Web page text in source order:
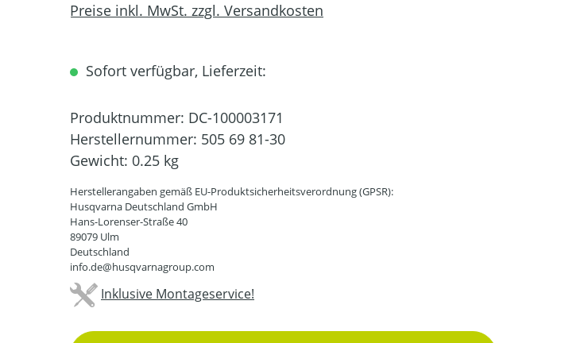
Preise inkl. MwSt. zzgl. Versandkosten
Sofort verfügbar, Lieferzeit:
Produktnummer: DC-100003171
Herstellernummer: 505 69 81-30
Gewicht: 0.25 kg
Herstellerangaben gemäß EU-Produktsicherheitsverordnung (GPSR):
Husqvarna Deutschland GmbH
Hans-Lorenser-Straße 40
89079 Ulm
Deutschland
info.de@husqvarnagroup.com
Inklusive Montageservice!